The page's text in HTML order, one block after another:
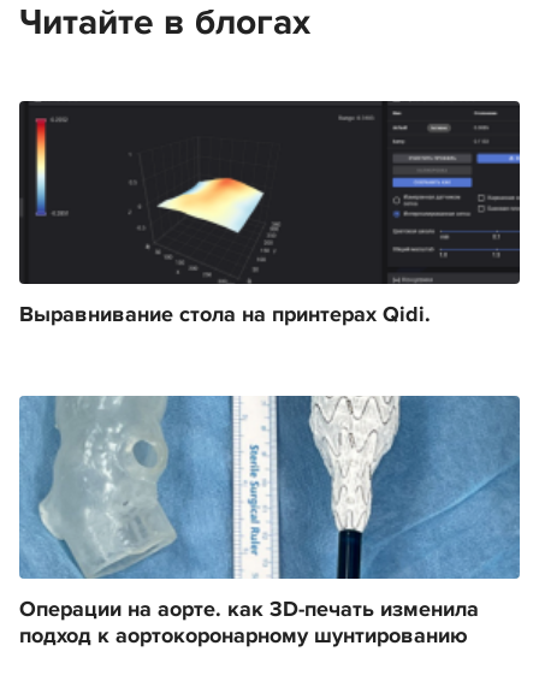
Читайте в блогах
Выравнивание стола на принтерах Qidi.
Операции на аорте. как 3D-печать изменила
подход к аортокоронарному шунтированию